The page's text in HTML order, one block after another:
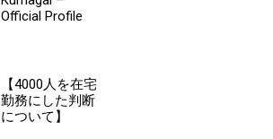
Official Profile
【4000人を在宅
勤務にした判断
について】